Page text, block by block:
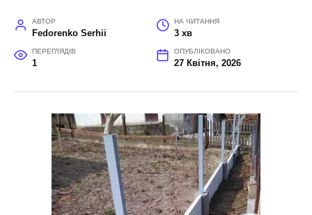
АВТОР
Fedorenko Serhii
НА ЧИТАННЯ
3 хв
ПЕРЕГЛЯДІВ
1
ОПУБЛІКОВАНО
27 Квітня, 2026